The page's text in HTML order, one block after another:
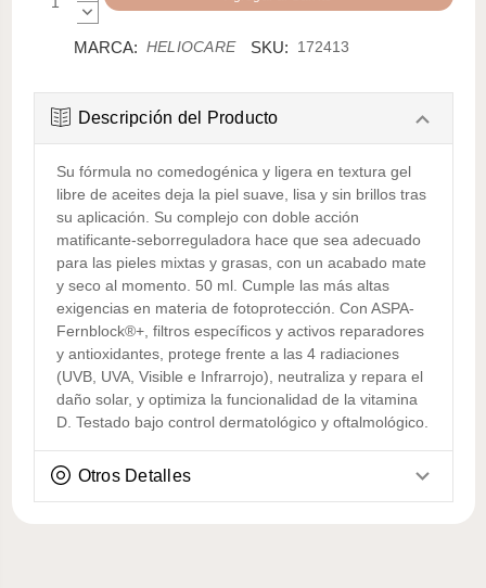
CANTIDAD:
DISMINUIR
MARCA: HELIOCARE SKU: 172413
Descripción del Producto
Su fórmula no comedogénica y ligera en textura gel
libre de aceites deja la piel suave, lisa y sin brillos tras
su aplicación. Su complejo con doble acción
matificante-seborreguladora hace que sea adecuado
para las pieles mixtas y grasas, con un acabado mate
y seco al momento. 50 ml. Cumple las más altas
exigencias en materia de fotoprotección. Con ASPA-
Fernblock®+, filtros específicos y activos reparadores
y antioxidantes, protege frente a las 4 radiaciones
(UVB, UVA, Visible e Infrarrojo), neutraliza y repara el
daño solar, y optimiza la funcionalidad de la vitamina
D. Testado bajo control dermatológico y oftalmológico.
Otros Detalles